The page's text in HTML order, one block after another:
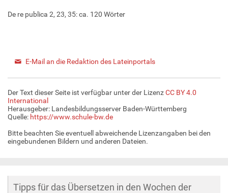
De re publica 2, 23, 35: ca. 120 Wörter
E-Mail an die Redaktion des Lateinportals
Der Text dieser Seite ist verfügbar unter der LizenzCC BY 4.0
International
Herausgeber: Landesbildungsserver Baden-Württemberg
Quelle: https://www.schule-bw.de
Bitte beachten Sie eventuell abweichende Lizenzangaben bei den
eingebundenen Bildern und anderen Dateien.
Tipps für das Übersetzen in den Wochen der